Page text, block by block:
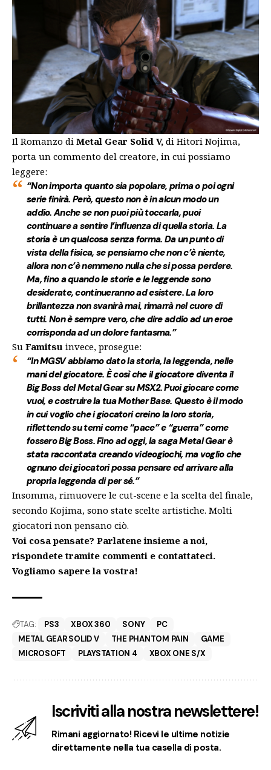
Il Romanzo di Metal Gear Solid V, di Hitori Nojima,
porta un commento del creatore, in cui possiamo
leggere:
“Non importa quanto sia popolare, prima o poi ogni
serie finirà. Però, questo non è in alcun modo un
addio. Anche se non puoi più toccarla, puoi
continuare a sentire l’influenza di quella storia. La
storia è un qualcosa senza forma. Da un punto di
vista della fisica, se pensiamo che non c’è niente,
allora non c’è nemmeno nulla che si possa perdere.
Ma, fino a quando le storie e le leggende sono
desiderate, continueranno ad esistere. La loro
brillantezza non svanirà mai, rimarrà nel cuore di
tutti. Non è sempre vero, che dire addio ad un eroe
corrisponda ad un dolore fantasma.”
Su Famitsu invece, prosegue:
“InMGSVabbiamo dato la storia, la leggenda, nelle
mani del giocatore. È così che il giocatore diventa il
Big Boss delMetal Gearsu MSX2. Puoi giocare come
vuoi, e costruire la tua Mother Base. Questo è il modo
in cui voglio che i giocatori creino la loro storia,
riflettendo su temi come “pace” e “guerra” come
fossero Big Boss. Fino ad oggi, la saga Metal Gear è
stata raccontata creando videogiochi, ma voglio che
ognuno dei giocatori possa pensare ed arrivare alla
propria leggenda di per sé.”
Insomma, rimuovere le cut-scene e la scelta del finale,
secondo Kojima, sono state scelte artistiche. Molti
giocatori non pensano ciò.
Voi cosa pensate? Parlatene insieme a noi,
rispondete tramite commenti e contattateci.
Vogliamo sapere la vostra!
TAG: PS3 XBOX 360 SONY
PC
METAL GEAR SOLID V
THE PHANTOM PAIN
GAME
MICROSOFT
PLAYSTATION 4 XBOX ONE S/X
Iscriviti alla nostra newslettere!
Rimani aggiornato! Ricevi le ultime notizie
direttamente nella tua casella di posta.